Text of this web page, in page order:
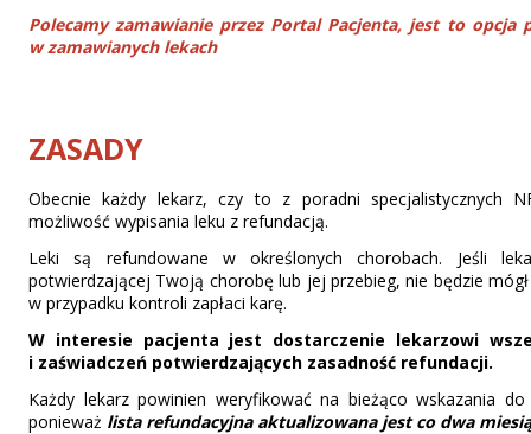
Polecamy zamawianie przez Portal Pacjenta, jest to opcja
w zamawianych lekach
ZASADY
Obecnie każdy lekarz, czy to z poradni specjalistycznych
możliwość wypisania leku z refundacją.
Leki są refundowane w określonych chorobach. Jeśli
potwierdzającej Twoją chorobę lub jej przebieg, nie będzie
w przypadku kontroli zapłaci karę.
W interesie pacjenta jest dostarczenie lekarzowi
i zaświadczeń potwierdzających zasadność refundacji.
Każdy lekarz powinien weryfikować na bieżąco wskazania
ponieważ lista refundacyjna aktualizowana jest co dwa